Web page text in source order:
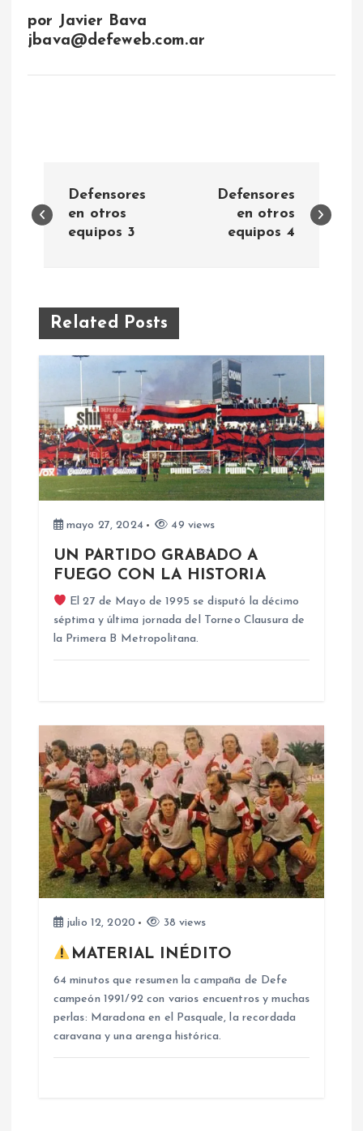
por Javier Bava
jbava@defeweb.com.ar
a
e
g
c
ó
r
a
d
a
Defensores
en otros
equipos 3
Defensores
en otros
equipos 4
Related Posts
mayo 27, 2024 49 views
UN PARTIDO GRABADO A
FUEGO CON LA HISTORIA
El 27 de Mayo de 1995 se disputó la décimo
séptima y última jornada del Torneo Clausura de
la Primera B Metropolitana.
julio 12, 2020 38 views
MATERIAL INÉDITO
64 minutos que resumen la campaña de Defe
campeón 1991/92 con varios encuentros y muchas
perlas: Maradona en el Pasquale, la recordada
caravana y una arenga histórica.